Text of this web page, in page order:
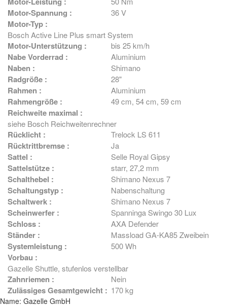
Motor-Spannung : 36 V
Motor-Typ :
Bosch Active Line Plus smart System
Motor-Unterstützung : bis 25 km/h
Nabe Vorderrad : Aluminium
Naben : Shimano
Radgröße : 28"
Rahmen : Aluminium
Rahmengröße : 49 cm, 54 cm, 59 cm
Reichweite maximal :
siehe Bosch Reichweitenrechner
Rücklicht : Trelock LS 611
Rücktrittbremse : Ja
Sattel : Selle Royal Gipsy
Sattelstütze : starr, 27,2 mm
Schalthebel : Shimano Nexus 7
Schaltungstyp : Nabenschaltung
Schaltwerk : Shimano Nexus 7
Scheinwerfer : Spanninga Swingo 30 Lux
Schloss : AXA Defender
Ständer : Massload GA-KA85 Zweibein
Systemleistung : 500 Wh
Vorbau :
Gazelle Shuttle, stufenlos verstellbar
Zahnriemen : Nein
Zulässiges Gesamtgewicht : 170 kg
Name: Gazelle GmbH